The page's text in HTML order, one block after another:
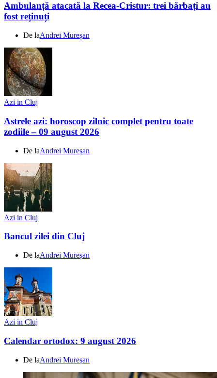
Ambulanță atacată la Recea-Cristur: trei bărbați au
fost reținuți
De laAndrei Mureșan
Azi in Cluj
Astrele azi: horoscop zilnic complet pentru toate
zodiile – 09 august 2026
De laAndrei Mureșan
Azi in Cluj
Bancul zilei din Cluj
De laAndrei Mureșan
Azi in Cluj
Calendar ortodox: 9 august 2026
De laAndrei Mureșan